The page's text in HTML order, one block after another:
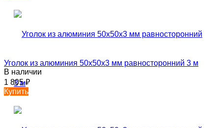
Уголок из алюминия 50х50х3 мм равносторонний 3 м
В наличии
1 805₽
Купить